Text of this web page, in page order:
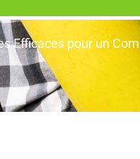
Efficaces pour un